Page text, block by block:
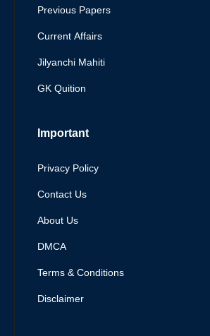
Previous Papers
Current Affairs
Jilyanchi Mahiti
GK Quition
Important
Privacy Policy
Contact Us
About Us
DMCA
Terms & Conditions
Disclaimer